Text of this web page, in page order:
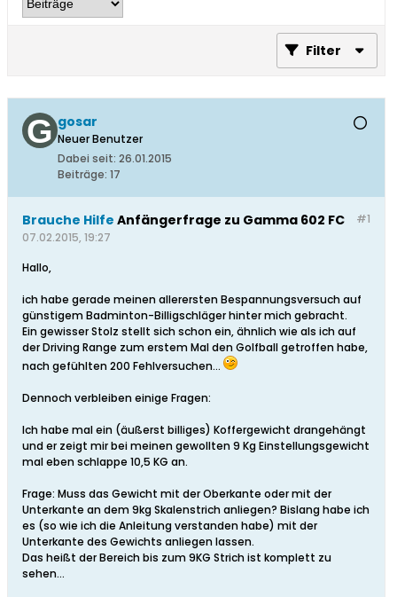
Filter
gosar
Neuer Benutzer
Dabei seit: 26.01.2015
Beiträge: 17
#1
Brauche Hilfe Anfängerfrage zu Gamma 602 FC
07.02.2015, 19:27
Hallo,
ich habe gerade meinen allerersten Bespannungsversuch auf
günstigem Badminton-Billigschläger hinter mich gebracht.
Ein gewisser Stolz stellt sich schon ein, ähnlich wie als ich auf
der Driving Range zum erstem Mal den Golfball getroffen habe,
nach gefühlten 200 Fehlversuchen...
Dennoch verbleiben einige Fragen:
Ich habe mal ein (äußerst billiges) Koffergewicht drangehängt
und er zeigt mir bei meinen gewollten 9 Kg Einstellungsgewicht
mal eben schlappe 10,5 KG an.
Frage: Muss das Gewicht mit der Oberkante oder mit der
Unterkante an dem 9kg Skalenstrich anliegen? Bislang habe ich
es (so wie ich die Anleitung verstanden habe) mit der
Unterkante des Gewichts anliegen lassen.
Das heißt der Bereich bis zum 9KG Strich ist komplett zu
sehen...